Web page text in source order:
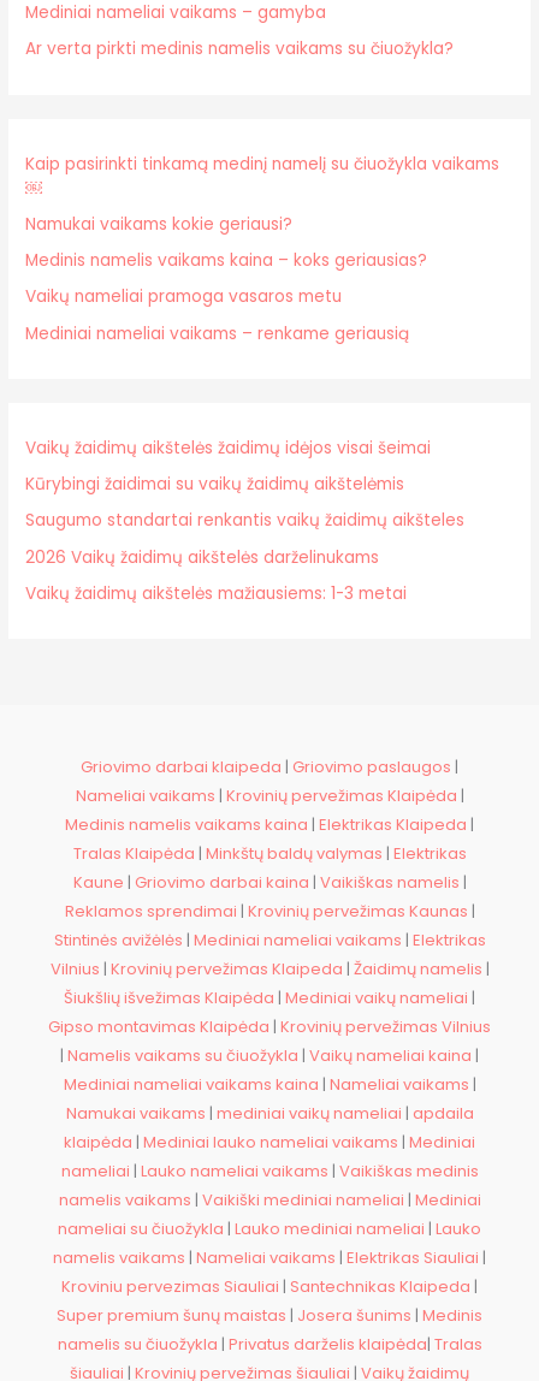
Mediniai nameliai vaikams – gamyba
Ar verta pirkti medinis namelis vaikams su čiuožykla?
Kaip pasirinkti tinkamą medinį namelį su čiuožykla vaikams
￼
Namukai vaikams kokie geriausi?
Medinis namelis vaikams kaina – koks geriausias?
Vaikų nameliai pramoga vasaros metu
Mediniai nameliai vaikams – renkame geriausią
Vaikų žaidimų aikštelės žaidimų idėjos visai šeimai
Kūrybingi žaidimai su vaikų žaidimų aikštelėmis
Saugumo standartai renkantis vaikų žaidimų aikšteles
2026 Vaikų žaidimų aikštelės darželinukams
Vaikų žaidimų aikštelės mažiausiems: 1-3 metai
Griovimo darbai klaipeda | Griovimo paslaugos |
Nameliai vaikams | Krovinių pervežimas Klaipėda |
Medinis namelis vaikams kaina | Elektrikas Klaipeda |
Tralas Klaipėda | Minkštų baldų valymas | Elektrikas
Kaune | Griovimo darbai kaina | Vaikiškas namelis |
Reklamos sprendimai | Krovinių pervežimas Kaunas |
Stintinės avižėlės | Mediniai nameliai vaikams | Elektrikas
Vilnius | Krovinių pervežimas Klaipeda | Žaidimų namelis |
Šiukšlių išvežimas Klaipėda | Mediniai vaikų nameliai |
Gipso montavimas Klaipėda | Krovinių pervežimas Vilnius
| Namelis vaikams su čiuožykla | Vaikų nameliai kaina |
Mediniai nameliai vaikams kaina | Nameliai vaikams |
Namukai vaikams | mediniai vaikų nameliai | apdaila
klaipėda | Mediniai lauko nameliai vaikams | Mediniai
nameliai | Lauko nameliai vaikams | Vaikiškas medinis
namelis vaikams | Vaikiški mediniai nameliai | Mediniai
nameliai su čiuožykla | Lauko mediniai nameliai | Lauko
namelis vaikams | Nameliai vaikams | Elektrikas Siauliai |
Kroviniu pervezimas Siauliai | Santechnikas Klaipeda |
Super premium šunų maistas | Josera šunims | Medinis
namelis su čiuožykla | Privatus darželis klaipėda| Tralas
šiauliai | Krovinių pervežimas šiauliai | Vaikų žaidimų